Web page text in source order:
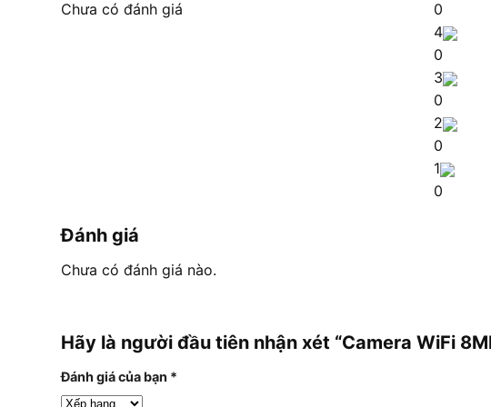
Chưa có đánh giá
0
4
0
3
0
2
0
1
0
Đánh giá
Chưa có đánh giá nào.
Hãy là người đầu tiên nhận xét “Camera WiFi
Đánh giá của bạn *